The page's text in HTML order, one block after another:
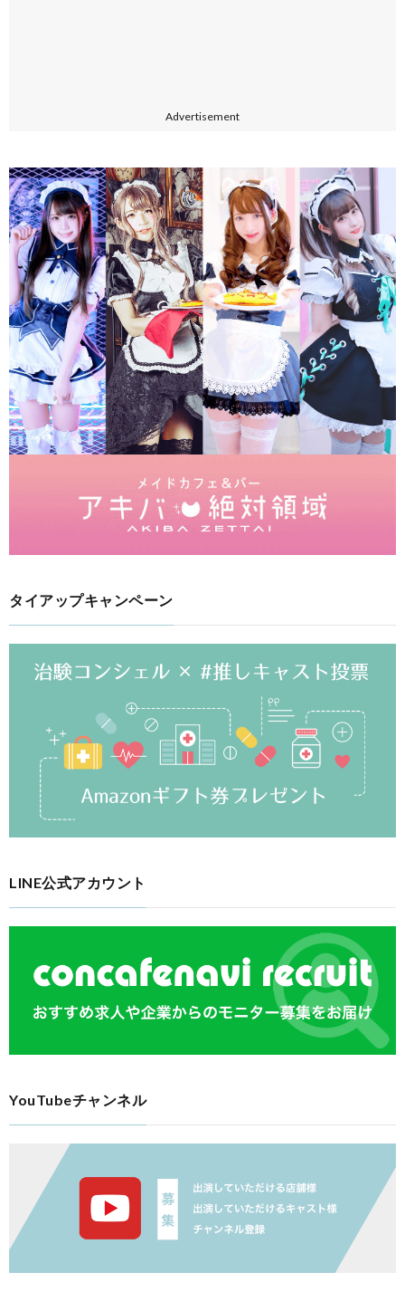
Advertisement
タイアップキャンペーン
LINE公式アカウント
YouTubeチャンネル